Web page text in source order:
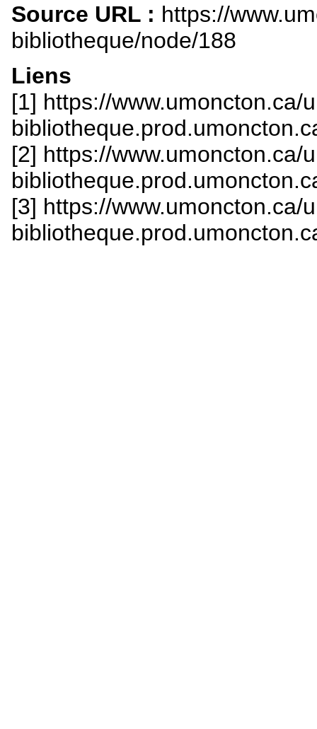
Source URL : https://
bibliotheque/node/188
Liens
[1] https://www.umoncton.ca/
[2] https://www.umoncton.ca/
[3] https://www.umoncton.ca/